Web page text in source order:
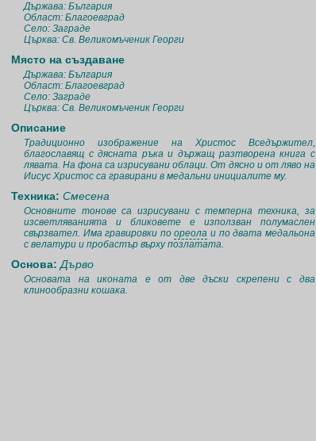
Държава: България
Област: Благоевград
Село: Заграде
Църква: Св. Великомъченик Георги
Място на създаване
Държава: България
Област: Благоевград
Село: Заграде
Църква: Св. Великомъченик Георги
Описание
Традиционно изображение на Христос Вседържител,
благославящ с дясната ръка и държащ разтворена книга с
лявата. На фона са изрисувани облаци. От дясно и от ляво на
Иисус Христос са гравирани в медальни инициалите му.
Техника: Смесена
Основните тонове са изрисувани с темперна техника, за
изсветляванията и бликовете е използван полумаслен
свързвател. Има гравировки поореола и по двата медальона
с велатури и пробастър върху позлатата.
Основа: Дърво
Основата на иконата е от две дъски скрепени с два
клинообразни кошака.